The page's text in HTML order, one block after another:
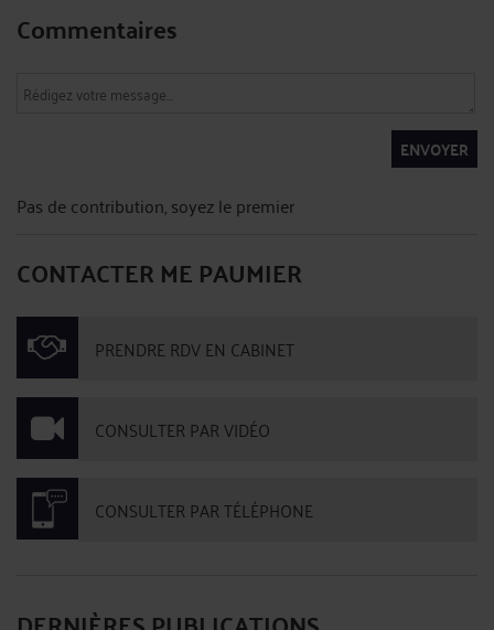
Commentaires
ENVOYER
Pas de contribution, soyez le premier
CONTACTER ME PAUMIER
PRENDRE RDV EN CABINET
CONSULTER PAR VIDÉO
CONSULTER PAR TÉLÉPHONE